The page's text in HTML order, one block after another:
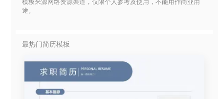
模板来源网络资源渠道，仅限个人参考及使用，不能用作商业用
途。
最热门简历模板